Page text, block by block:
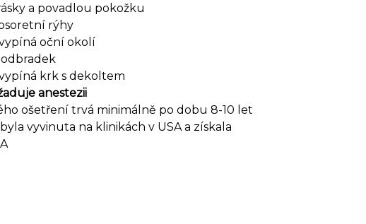
a povadlou pokožku
rýhy
oční okolí
krk s dekoltem
anestezii
ošetření trvá minimálně po dobu 8-10 let
vyvinuta na klinikách v USA a získala